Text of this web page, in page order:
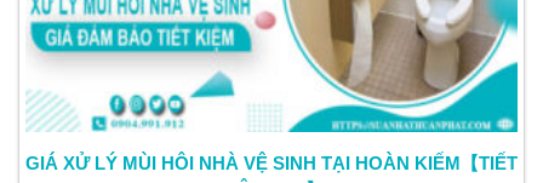
GIÁ XỬ LÝ MÙI HÔI NHÀ VỆ SINH TẠI HOÀN KIẾM【TIẾT